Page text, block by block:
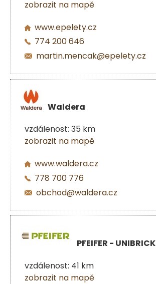
zobrazit na mapě
www.epelety.cz
774 200 646
martin.mencak@epelety.cz
Waldera
vzdálenost: 35 km
zobrazit na mapě
www.waldera.cz
778 700 776
obchod@waldera.cz
PFEIFER - UNIBRICK
vzdálenost: 41 km
zobrazit na mapě